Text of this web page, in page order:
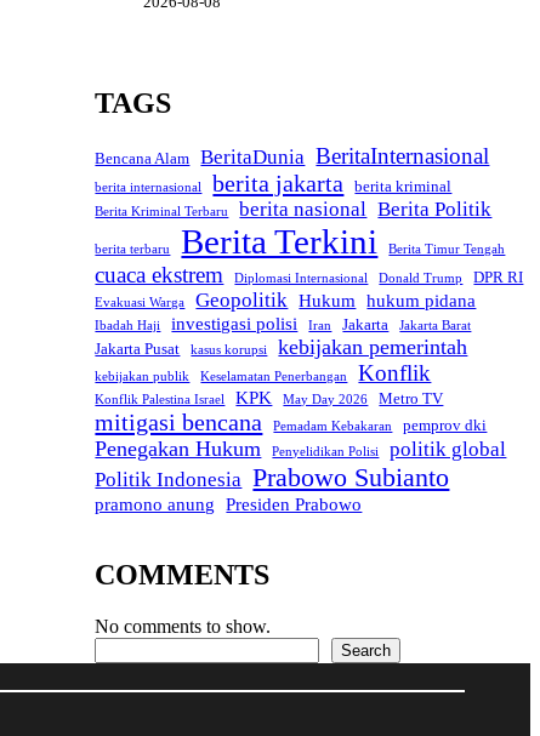
TAGS
Bencana Alam BeritaDunia BeritaInternasional
berita internasional berita jakarta berita kriminal
Berita Kriminal Terbaru berita nasional Berita Politik
berita terbaru Berita Terkini Berita Timur Tengah
cuaca ekstrem Diplomasi Internasional Donald Trump DPR RI
Evakuasi Warga Geopolitik Hukum hukum pidana
Ibadah Haji investigasi polisi Iran Jakarta Jakarta Barat
Jakarta Pusat kasus korupsi kebijakan pemerintah
kebijakan publik Keselamatan Penerbangan Konflik
Konflik Palestina Israel KPK May Day 2026 Metro TV
mitigasi bencana Pemadam Kebakaran pemprov dki
Penegakan Hukum Penyelidikan Polisi
politik global
Politik Indonesia Prabowo Subianto
pramono anung Presiden Prabowo
COMMENTS
No comments to show.
Search